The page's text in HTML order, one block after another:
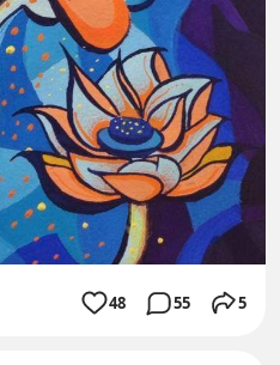
48 55 5